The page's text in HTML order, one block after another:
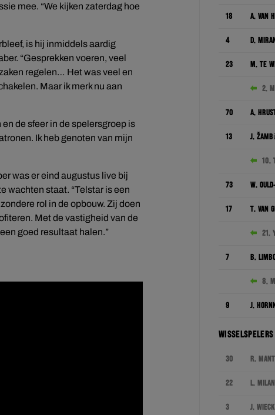
mee. “We kijken zaterdag hoe
is hij inmiddels aardig
“Gesprekken voeren, veel
regelen… Het was veel en
Maar ik merk nu aan
de sfeer in de spelersgroep is
Ik heb genoten van mijn
was er eind augustus live bij
wachten staat. “Telstar is een
rol in de opbouw. Zij doen
Met de vastigheid van de
goed resultaat halen.”
18 A. Van
4 D. Mirani
23 M. te
2.
70 A.
13 J.
10.
73 W.
17 T. van
21.
7 B.
8.
9 J.
WISSELSPELERS
30 R.
22 L. Milani
3 J.